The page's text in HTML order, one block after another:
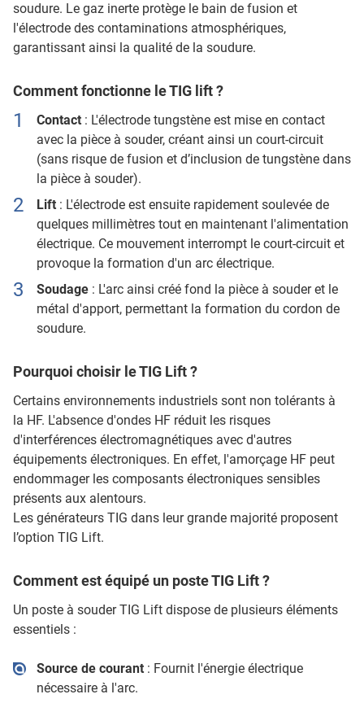
soudure. Le gaz inerte protège le bain de fusion et
l'électrode des contaminations atmosphériques,
garantissant ainsi la qualité de la soudure.
Comment fonctionne le TIG lift ?
Contact : L'électrode tungstène est mise en contact
avec la pièce à souder, créant ainsi un court-circuit
(sans risque de fusion et d’inclusion de tungstène dans
la pièce à souder).
Lift : L'électrode est ensuite rapidement soulevée de
quelques millimètres tout en maintenant l'alimentation
électrique. Ce mouvement interrompt le court-circuit et
provoque la formation d'un arc électrique.
Soudage : L'arc ainsi créé fond la pièce à souder et le
métal d'apport, permettant la formation du cordon de
soudure.
Pourquoi choisir le TIG Lift ?
Certains environnements industriels sont non tolérants à
la HF. L'absence d'ondes HF réduit les risques
d'interférences électromagnétiques avec d'autres
équipements électroniques. En effet, l'amorçage HF peut
endommager les composants électroniques sensibles
présents aux alentours.
Les générateurs TIG dans leur grande majorité proposent
l’option TIG Lift.
Comment est équipé un poste TIG Lift ?
Un poste à souder TIG Lift dispose de plusieurs éléments
essentiels :
Source de courant : Fournit l'énergie électrique
nécessaire à l'arc.